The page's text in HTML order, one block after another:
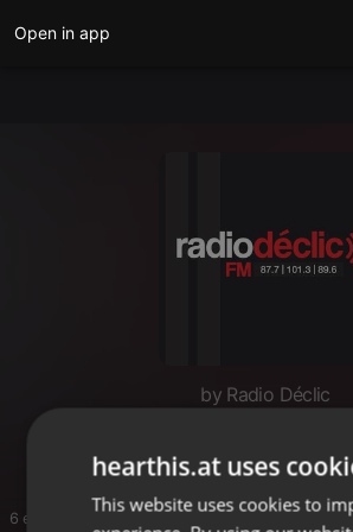
Open in app
by Radio Déclic
6 entries
hearthis.at uses
This website uses cookies to